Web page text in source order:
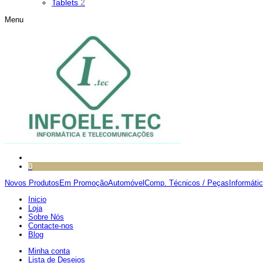
Tablets 2
Menu
0
Novos Produtos Em PromoçãoAutomóvel Comp. Técnicos / Peças
Inicio
Loja
Sobre Nós
Contacte-nos
Blog
Minha conta
Lista de Desejos